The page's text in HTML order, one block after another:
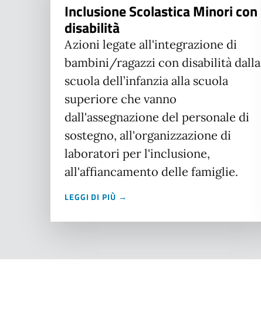
Inclusione Scolastica Minori con
disabilità
Azioni legate all'integrazione di
bambini/ragazzi con disabilità dalla
scuola dell’infanzia alla scuola
superiore che vanno
dall'assegnazione del personale di
sostegno, all'organizzazione di
laboratori per l'inclusione,
all'affiancamento delle famiglie.
LEGGI DI PIÙ →